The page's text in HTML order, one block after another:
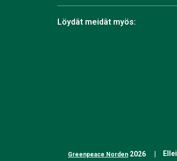
Löydät meidät myös:
Greenpeace Norden 2026 Ellei